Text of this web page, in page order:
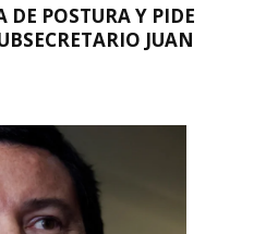
DE POSTURA Y PIDE
JUAN